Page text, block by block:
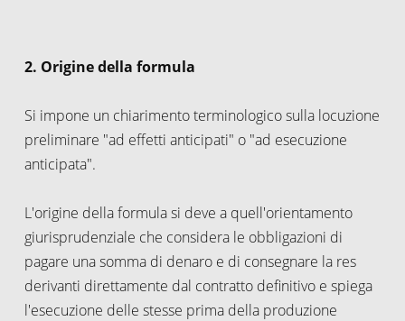
2. Origine della formula
Si impone un chiarimento terminologico sulla locuzione
preliminare "ad effetti anticipati" o "ad esecuzione
anticipata".
L'origine della formula si deve a quell'orientamento
giurisprudenziale che considera le obbligazioni di
pagare una somma di denaro e di consegnare la res
derivanti direttamente dal contratto definitivo e spiega
l'esecuzione delle stesse prima della produzione